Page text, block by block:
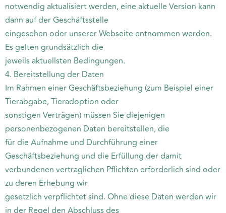
notwendig aktualisiert werden, eine aktuelle Version kann
dann auf der Geschäftsstelle
eingesehen oder unserer Webseite entnommen werden.
Es gelten grundsätzlich die
jeweils aktuellsten Bedingungen.
4. Bereitstellung der Daten
Im Rahmen einer Geschäftsbeziehung (zum Beispiel einer
Tierabgabe, Tieradoption oder
sonstigen Verträgen) müssen Sie diejenigen
personenbezogenen Daten bereitstellen, die
für die Aufnahme und Durchführung einer
Geschäftsbeziehung und die Erfüllung der damit
verbundenen vertraglichen Pflichten erforderlich sind oder
zu deren Erhebung wir
gesetzlich verpflichtet sind. Ohne diese Daten werden wir